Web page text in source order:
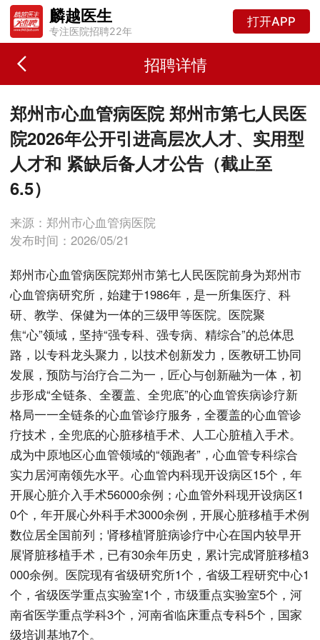
麟越医生
专注医院招聘22年
打开APP
招聘详情
郑州市心血管病医院 郑州市第七人民医
院2026年公开引进高层次人才、实用型
人才和 紧缺后备人才公告（截止至
6.5）
来源：郑州市心血管病医院
发布时间：2026/05/21
郑州市心血管病医院郑州市第七人民医院前身为郑州市
心血管病研究所，始建于1986年，是一所集医疗、科
研、教学、保健为一体的三级甲等医院。医院聚
焦“心”领域，坚持“强专科、强专病、精综合”的总体思
路，以专科龙头聚力，以技术创新发力，医教研工协同
发展，预防与治疗合二为一，匠心与创新融为一体，初
步形成“全链条、全覆盖、全兜底”的心血管疾病诊疗新
格局一一全链条的心血管诊疗服务，全覆盖的心血管诊
疗技术，全兜底的心脏移植手术、人工心脏植入手术。
成为中原地区心血管领域的“领跑者”，心血管专科综合
实力居河南领先水平。心血管内科现开设病区15个，年
开展心脏介入手术56000余例；心血管外科现开设病区1
0个，年开展心外科手术3000余例，开展心脏移植手术例
数位居全国前列；肾移植肾脏病诊疗中心在国内较早开
展肾脏移植手术，已有30余年历史，累计完成肾脏移植3
000余例。医院现有省级研究所1个，省级工程研究中心1
个，省级医学重点实验室1个，市级重点实验室5个，河
南省医学重点学科3个，河南省临床重点专科5个，国家
级培训基地7个。